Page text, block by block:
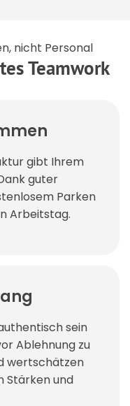
Teamwork
nicht Personal
gibt Ihrem
guter
Parken
Arbeitstag.
sein
Ablehnung zu
wertschätzen
Stärken und